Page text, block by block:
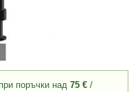
поръчки над 75 € /